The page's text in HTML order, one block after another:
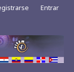
Entrar